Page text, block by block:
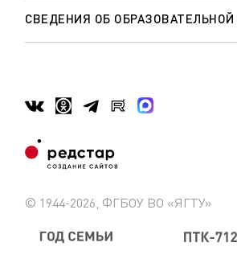
СВЕДЕНИЯ ОБ
© 1944-2026, ФГБОУ ВО «ЯГТУ»